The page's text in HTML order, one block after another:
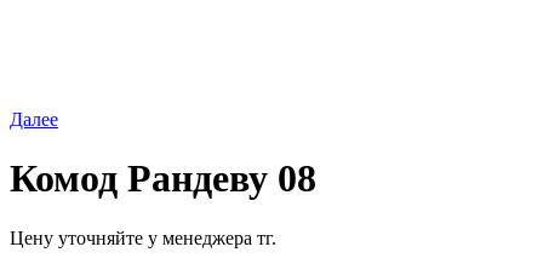
Далее
Комод Рандеву 08
Цену уточняйте у менеджера тг.